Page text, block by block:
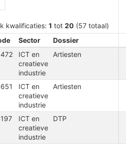
kwalificaties: 1 tot 20 (57 totaal)
Sector
Dossier
ICT en
creatieve
industrie
Artiesten
ICT en
creatieve
industrie
Artiesten
ICT en
creatieve
industrie
DTP